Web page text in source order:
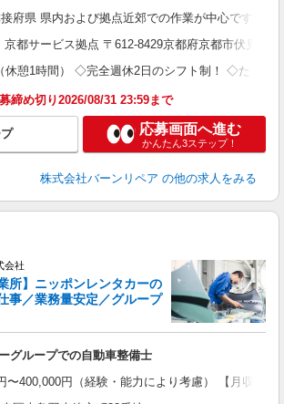
府県 県内および拠点近郊での作業が中心です。
京都サービス拠点 〒612-8429京都府京都市伏見区
休憩1時間） ◇完全週休2日のシフト制！ ◇たくさ
締め切り2026/08/31 23:59まで
応募画面へ進む
かんたん3ステップ！
株式会社バーンリペア の他の求人をみる
会社
所】ニッポンレンタカーの
事／業務量安定／グループ
グループでの自動車整備士
〜400,000円（経験・能力により考慮） 【月収